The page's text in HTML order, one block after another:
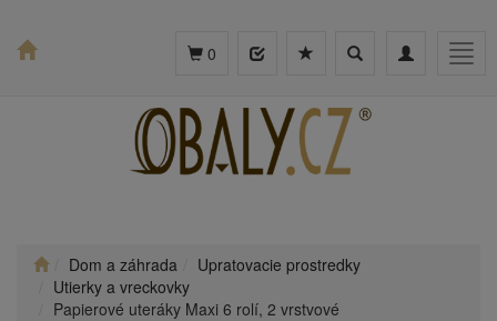
Toggle
Toggle
0
Dom a záhrada
Upratovacie prostredky
Utierky a vreckovky
Papierové uteráky Maxi 6 rolí, 2 vrstvové